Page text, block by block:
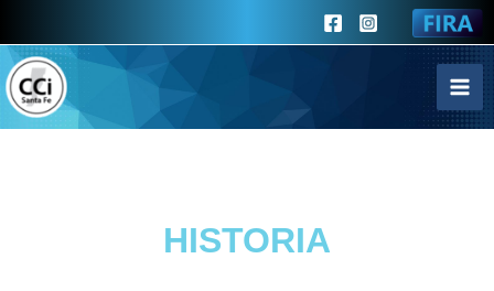
al
contenido
HISTORIA